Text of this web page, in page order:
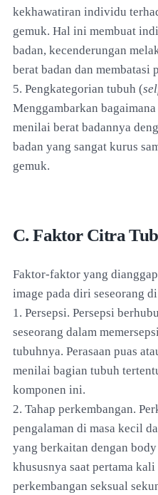
kekhawatiran individu
gemuk. Hal ini membuat
badan, kecenderungan
berat badan dan membatasi
5. Pengkategorian tubuh (
Menggambarkan
menilai berat badannya
badan yang sangat kurus
gemuk.
C. Faktor Citra
Faktor-faktor yang
image pada diri seseorang
1. Persepsi. Persepsi
seseorang dalam
tubuhnya. Perasaan puas
menilai bagian tubuh
komponen ini.
2. Tahap perkembangan.
pengalaman di masa kecil
yang berkaitan dengan
khususnya saat pertama kali
perkembangan seksual